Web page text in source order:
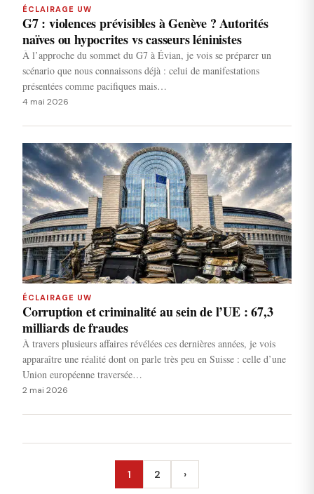
ÉCLAIRAGE UW
G7 : violences prévisibles à Genève ? Autorités
naïves ou hypocrites vs casseurs léninistes
À l’approche du sommet du G7 à Évian, je vois se préparer un
scénario que nous connaissons déjà : celui de manifestations
présentées comme pacifiques mais…
4 mai 2026
ÉCLAIRAGE UW
Corruption et criminalité au sein de l’UE : 67,3
milliards de fraudes
À travers plusieurs affaires révélées ces dernières années, je vois
apparaître une réalité dont on parle très peu en Suisse : celle d’une
Union européenne traversée…
2 mai 2026
1 2 ›